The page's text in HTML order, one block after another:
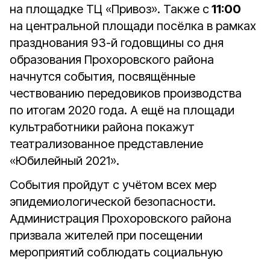
на площадке ТЦ «Привоз». Также с 11:00
на центральной площади посёлка в рамках
празднования 93-й годовщины со дня
образования Прохоровского района
начнутся события, посвящённые
чествованию передовиков производства
по итогам 2020 года. А ещё на площади
культработники района покажут
театрализованное представление
«Юбилейный 2021».
События пройдут с учётом всех мер
эпидемиологической безопасности.
Администрация Прохоровского района
призвала жителей при посещении
мероприятий соблюдать социальную